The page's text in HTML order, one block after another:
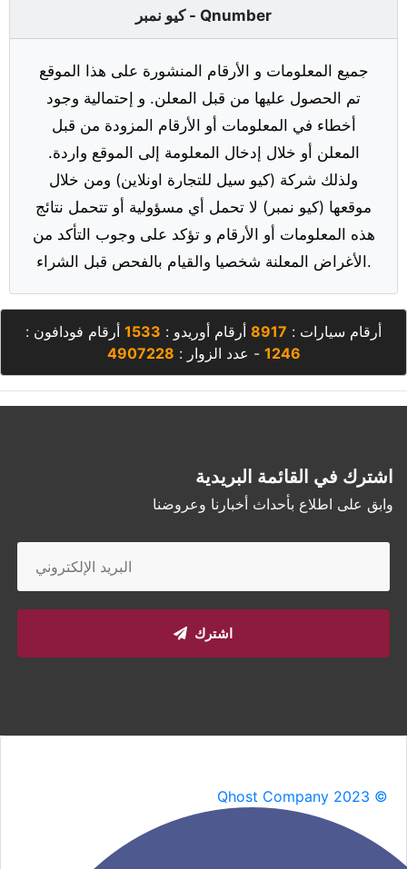
كيو نمبر - Qnumber
جميع المعلومات و الأرقام المنشورة على هذا الموقع
تم الحصول عليها من قبل المعلن. و إحتمالية وجود
أخطاء في المعلومات أو الأرقام المزودة من قبل
المعلن أو خلال إدخال المعلومة إلى الموقع واردة.
ولذلك شركة (كيو سيل للتجارة اونلاين) ومن خلال
موقعها (كيو نمبر) لا تحمل أي مسؤولية أو تتحمل نتائج
هذه المعلومات أو الأرقام و تؤكد على وجوب التأكد من
الأغراض المعلنة شخصيا والقيام بالفحص قبل الشراء.
أرقام سيارات : 8917 أرقام أوريدو : 1533 أرقام فودافون :
1246 - عدد الزوار : 4907228
اشترك في القائمة البريدية
وابق على اطلاع بأحداث أخبارنا وعروضنا
اشترك
Qhost Company 2023 ©